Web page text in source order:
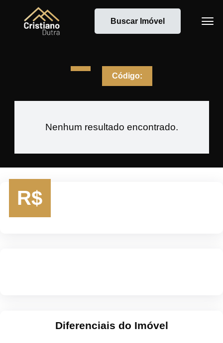
Buscar Imóvel
Código:
Nenhum resultado encontrado.
R$
Diferenciais do Imóvel